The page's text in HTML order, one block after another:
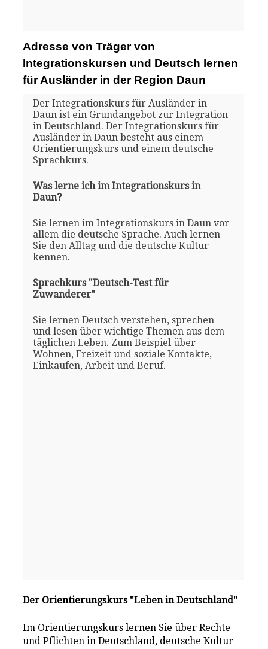
Adresse von Träger von
Integrationskursen und Deutsch lernen
für Ausländer in der Region Daun
Der Integrationskurs für Ausländer in
Daun ist ein Grundangebot zur Integration
in Deutschland. Der Integrationskurs für
Ausländer in Daun besteht aus einem
Orientierungskurs und einem deutsche
Sprachkurs.
Was lerne ich im Integrationskurs in
Daun?
Sie lernen im Integrationskurs in Daun vor
allem die deutsche Sprache. Auch lernen
Sie den Alltag und die deutsche Kultur
kennen.
Sprachkurs "Deutsch-Test für
Zuwanderer"
Sie lernen Deutsch verstehen, sprechen
und lesen über wichtige Themen aus dem
täglichen Leben. Zum Beispiel über
Wohnen, Freizeit und soziale Kontakte,
Einkaufen, Arbeit und Beruf.
Der Orientierungskurs "Leben in Deutschland"
Im Orientierungskurs lernen Sie über Rechte
und Pflichten in Deutschland, deutsche Kultur